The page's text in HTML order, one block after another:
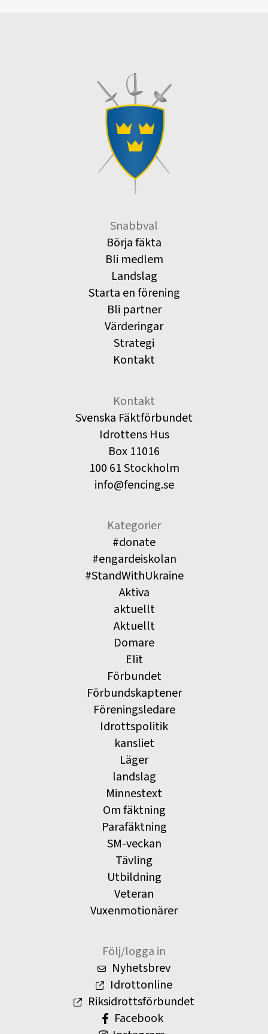
Snabbval
Börja fäkta
Bli medlem
Landslag
Starta en förening
Bli partner
Värderingar
Strategi
Kontakt
Kontakt
Svenska Fäktförbundet
Idrottens Hus
Box 11016
100 61 Stockholm
info@fencing.se
Kategorier
#donate
#engardeiskolan
#StandWithUkraine
Aktiva
aktuellt
Aktuellt
Domare
Elit
Förbundet
Förbundskaptener
Föreningsledare
Idrottspolitik
kansliet
Läger
landslag
Minnestext
Om fäktning
Parafäktning
SM-veckan
Tävling
Utbildning
Veteran
Vuxenmotionärer
Följ/logga in
Nyhetsbrev
Idrottonline
Riksidrottsförbundet
Facebook